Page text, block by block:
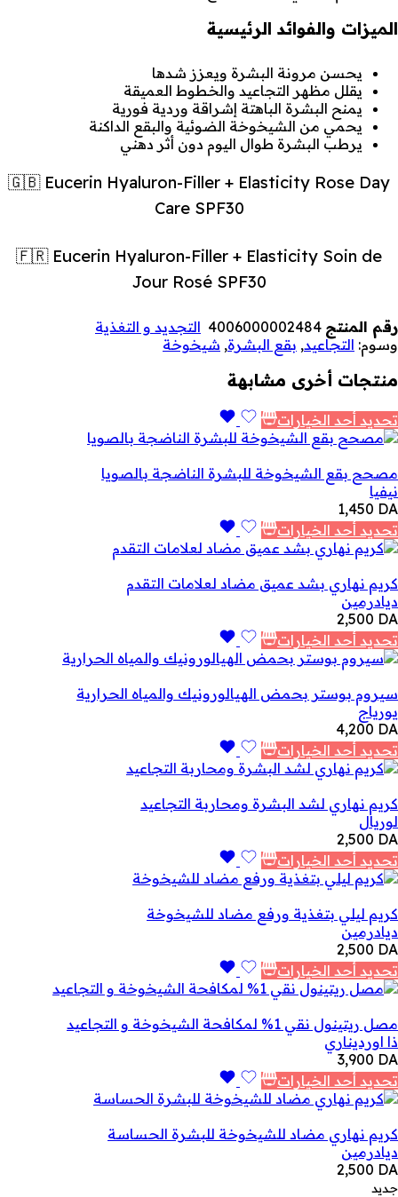
الميزات والفوائد الرئيسية
يحسن مرونة البشرة ويعزز شدها
يقلل مظهر التجاعيد والخطوط العميقة
يمنح البشرة الباهتة إشراقة وردية فورية
يحمي من الشيخوخة الضوئية والبقع الداكنة
يرطب البشرة طوال اليوم دون أثر دهني
🇬🇧 Eucerin Hyaluron-Filler + Elasticity Rose Day
Care SPF30
🇫🇷 Eucerin Hyaluron-Filler + Elasticity Soin de
Jour Rosé SPF30
رقم المنتج 4006000002484 التجديد و التغذية
وسوم: التجاعيد, بقع البشرة, شيخوخة
منتجات أخرى مشابهة
تحديد أحد الخيارات
مصحح بقع الشيخوخة للبشرة الناضجة بالصويا
نيفيا
1,450 DA
تحديد أحد الخيارات
كريم نهاري بشد عميق مضاد لعلامات التقدم
ديادرمين
2,500 DA
تحديد أحد الخيارات
سيروم بوستر بحمض الهيالورونيك والمياه الحرارية
يورياج
4,200 DA
تحديد أحد الخيارات
كريم نهاري لشد البشرة ومحاربة التجاعيد
لوريال
2,500 DA
تحديد أحد الخيارات
كريم ليلي بتغذية ورفع مضاد للشيخوخة
ديادرمين
2,500 DA
تحديد أحد الخيارات
مصل ريتينول نقي 1% لمكافحة الشيخوخة و التجاعيد
ذا اورديناري
3,900 DA
تحديد أحد الخيارات
كريم نهاري مضاد للشيخوخة للبشرة الحساسة
ديادرمين
2,500 DA
جديد